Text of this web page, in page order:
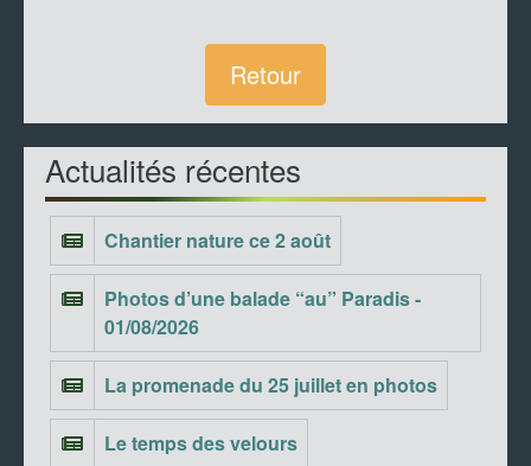
Retour
Actualités récentes
Chantier nature ce 2 août
Photos d’une balade “au” Paradis -
01/08/2026
La promenade du 25 juillet en photos
Le temps des velours